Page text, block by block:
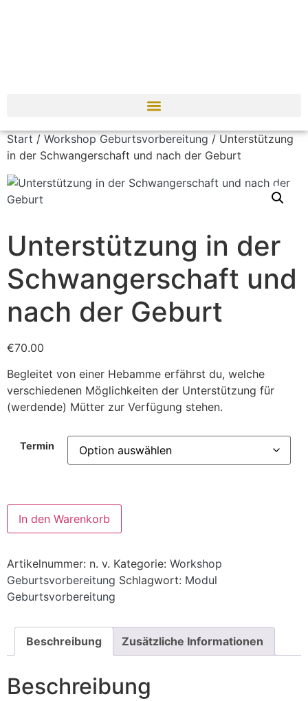
Start / Workshop Geburtsvorbereitung / Unterstützung
in der Schwangerschaft und nach der Geburt
Unterstützung in der
Schwangerschaft und
nach der Geburt
€70.00
Begleitet von einer Hebamme erfährst du, welche
verschiedenen Möglichkeiten der Unterstützung für
(werdende) Mütter zur Verfügung stehen.
Termin
In den Warenkorb
Artikelnummer: n. v. Kategorie: Workshop
Geburtsvorbereitung Schlagwort: Modul
Geburtsvorbereitung
Beschreibung Zusätzliche Informationen
Beschreibung